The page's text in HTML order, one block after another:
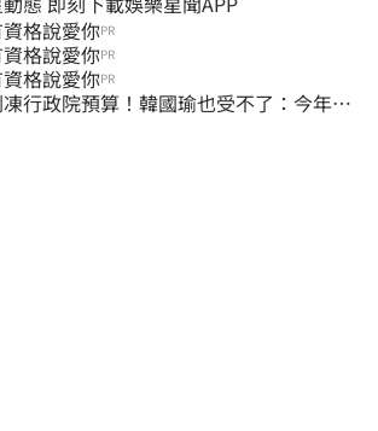
格說愛你PR
格說愛你PR
格說愛你PR
行政院預算！韓國瑜也受不了：今年剩4